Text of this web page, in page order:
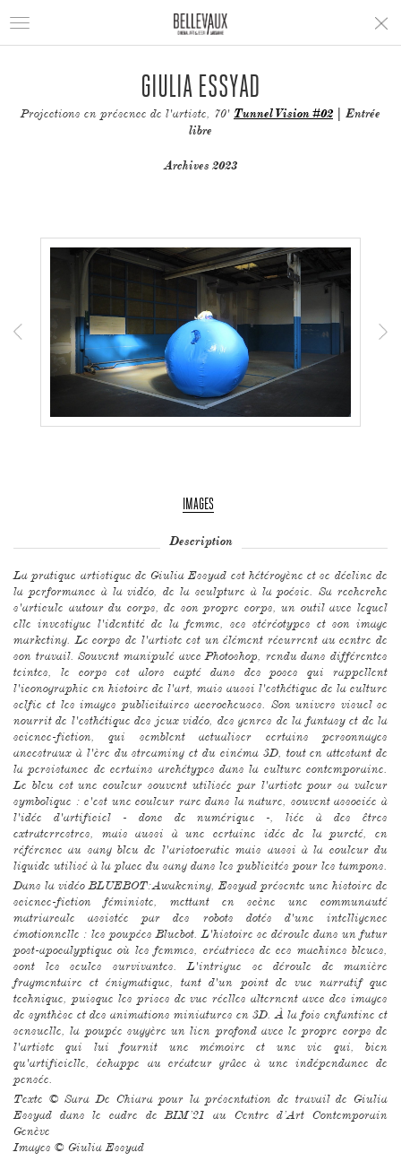
Toggle
GIULIA ESSYAD
Projections en présence de l'artiste, 70' Tunnel Vision #02 | Entrée
libre
Archives 2023
IMAGES
Description
La pratique artistique de Giulia Essyad est hétérogène et se décline de
la performance à la vidéo, de la sculpture à la poésie. Sa recherche
s'articule autour du corps, de son propre corps, un outil avec lequel
elle investigue l'identité de la femme, ses stéréotypes et son image
marketing. Le corps de l'artiste est un élément récurrent au centre de
son travail. Souvent manipulé avec Photoshop, rendu dans différentes
teintes, le corps est alors capté dans des poses qui rappellent
l'iconographie en histoire de l'art, mais aussi l'esthétique de la culture
selfie et les images publicitaires accrocheuses. Son univers visuel se
nourrit de l'esthétique des jeux vidéo, des genres de la fantasy et de la
science-fiction, qui semblent actualiser certains personnages
ancestraux à l'ère du streaming et du cinéma 3D, tout en attestant de
la persistance de certains archétypes dans la culture contemporaine.
Le bleu est une couleur souvent utilisée par l'artiste pour sa valeur
symbolique : c'est une couleur rare dans la nature, souvent associée à
l'idée d'artificiel - donc de numérique -, liée à des êtres
extraterrestres, mais aussi à une certaine idée de la pureté, en
référence au sang bleu de l'aristocratie mais aussi à la couleur du
liquide utilisé à la place du sang dans les publicités pour les tampons.
Dans la vidéo BLUEBOT:Awakening, Essyad présente une histoire de
science-fiction féministe, mettant en scène une communauté
matriarcale assistée par des robots dotés d'une intelligence
émotionnelle : les poupées Bluebot. L'histoire se déroule dans un futur
post-apocalyptique où les femmes, créatrices de ces machines bleues,
sont les seules survivantes. L'intrigue se déroule de manière
fragmentaire et énigmatique, tant d'un point de vue narratif que
technique, puisque les prises de vue réelles alternent avec des images
de synthèse et des animations miniatures en 3D. À la fois enfantine et
sensuelle, la poupée suggère un lien profond avec le propre corps de
l'artiste qui lui fournit une mémoire et une vie qui, bien
qu'artificielle, échappe au créateur grâce à une indépendance de
pensée.
Texte © Sara De Chiara pour la présentation de travail de Giulia
Essyad dans le cadre de BIM’21 au Centre d’Art Contemporain
Genève
Images © Giulia Essyad